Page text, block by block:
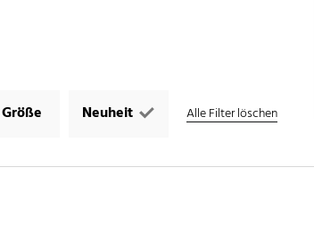
Größe Neuheit Alle Filter löschen